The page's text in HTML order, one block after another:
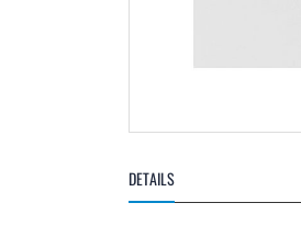
der
Bildgalerie
DETAILS